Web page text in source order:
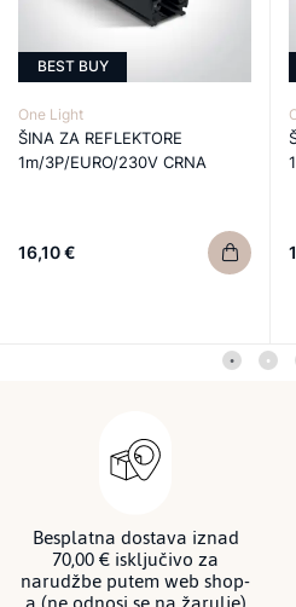
BEST BUY
One Light
ŠINA ZA REFLEKTORE
1m/3P/EURO/230V CRNA
16,10 €
Besplatna dostava iznad
70,00 € isključivo za
narudžbe putem web shop-